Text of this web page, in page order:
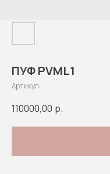
ПУФ PVML1
Артикул:
110000,00 р.